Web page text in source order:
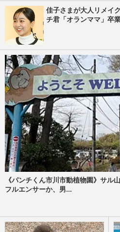
佳子さまが大人リメイ
チ君「オランママ」卒
《パンチくん市川市動植物園》サル
フルエンサーか、男...